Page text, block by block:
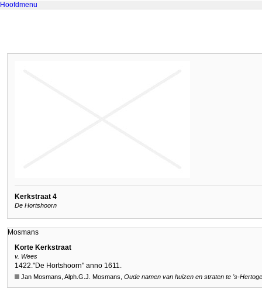
Hoofdmenu
Kerkstraat 4
De Hortshoorn
Mosmans
Korte Kerkstraat
v. Wees
1422."De Hortshoorn" anno 1611.
Jan Mosmans, Alph.G.J. Mosmans, Oude namen van huizen en straten te 's-